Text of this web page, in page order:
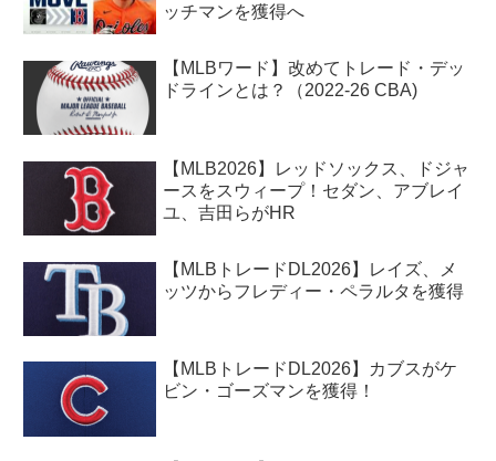
ッチマンを獲得へ
【MLBワード】改めてトレード・デッ
ドラインとは？（2022-26 CBA)
【MLB2026】レッドソックス、ドジャ
ースをスウィープ！セダン、アブレイ
ユ、吉田らがHR
【MLBトレードDL2026】レイズ、メ
ッツからフレディー・ペラルタを獲得
【MLBトレードDL2026】カブスがケ
ビン・ゴーズマンを獲得！